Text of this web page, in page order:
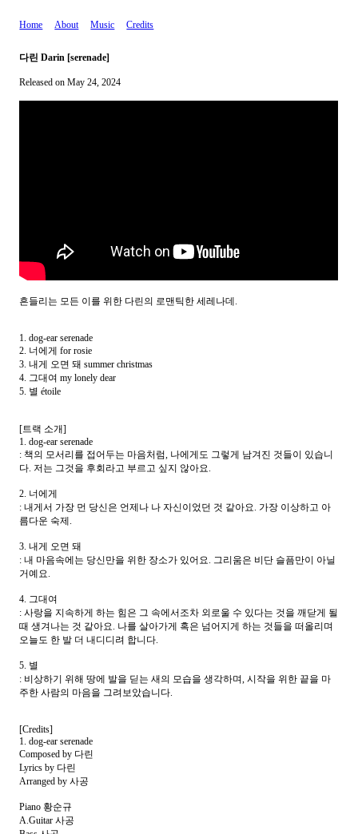
Home About Music Credits
다린 Darin [serenade]
Released on May 24, 2024
흔들리는 모든 이를 위한 다린의 로맨틱한 세레나데.
1. dog-ear serenade
2. 너에게 for rosie
3. 내게 오면 돼 summer christmas
4. 그대여 my lonely dear
5. 별 étoile
[트랙 소개]
1. dog-ear serenade
: 책의 모서리를 접어두는 마음처럼, 나에게도 그렇게 남겨진 것들이 있습니
다. 저는 그것을 후회라고 부르고 싶지 않아요.
2. 너에게
: 내게서 가장 먼 당신은 언제나 나 자신이었던 것 같아요. 가장 이상하고 아
름다운 숙제.
3. 내게 오면 돼
: 내 마음속에는 당신만을 위한 장소가 있어요. 그리움은 비단 슬픔만이 아닐
거예요.
4. 그대여
: 사랑을 지속하게 하는 힘은 그 속에서조차 외로울 수 있다는 것을 깨닫게 될
때 생겨나는 것 같아요. 나를 살아가게 혹은 넘어지게 하는 것들을 떠올리며
오늘도 한 발 더 내디디려 합니다.
5. 별
: 비상하기 위해 땅에 발을 딛는 새의 모습을 생각하며, 시작을 위한 끝을 마
주한 사람의 마음을 그려보았습니다.
[Credits]
1. dog-ear serenade
Composed by 다린
Lyrics by 다린
Arranged by 사공
Piano 황순규
A.Guitar 사공